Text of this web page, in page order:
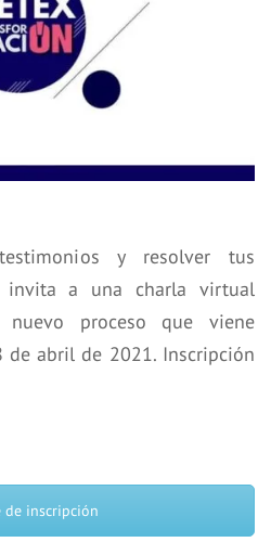
y resolver tus
invita a una charla virtual
proceso que viene
de abril de 2021. Inscripción
de inscripción